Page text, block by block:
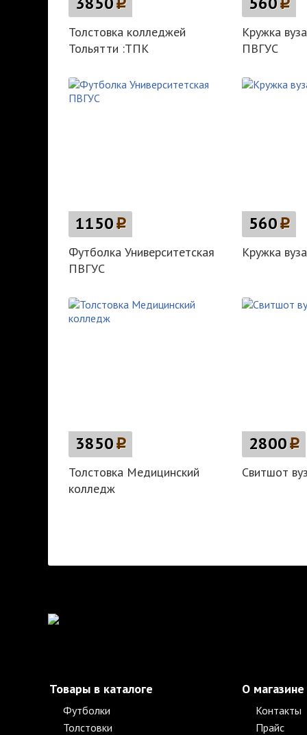
Толстовка колледжей
Тольятти :ТПК
Кружка
ПВГУС
1150p
Футболка Университетская
ПВГУС
560p
Кружка
3850p
Толстовка Медицинский
колледж
2800p
Свитшот
Товары в каталоге
Футболки
Толстовки
О магазине
Контакты
Прайс